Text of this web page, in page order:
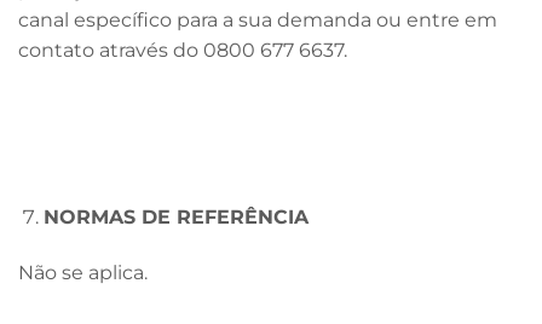
canal específico para a sua demanda ou entre em
contato através do 0800 677 6637.
NORMAS DE REFERÊNCIA
Não se aplica.